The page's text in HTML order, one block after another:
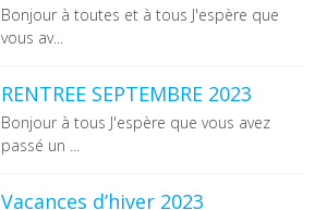
Bonjour à toutes et à tous J'espère que
vous av...
RENTREE SEPTEMBRE 2023
Bonjour à tous J'espère que vous avez
passé un ...
Vacances d’hiver 2023